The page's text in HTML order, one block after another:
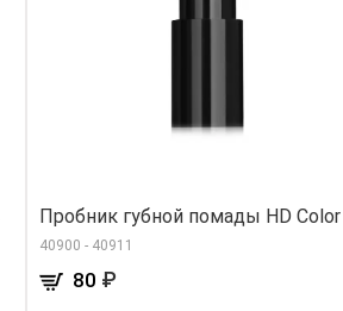
Пробник губной помады HD Color
40900 - 40911
80 ₽